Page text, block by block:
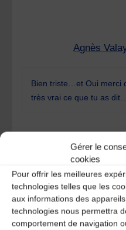
Gérer le
cookies
Pour offrir les meilleures
technologies telles que les
aux informations des
technologies nous permettra
comportement de navigation
Agnès
Bien triste…et Oui merci
très vrai ce que tu as
Alice
Merci Pèire pour tout ce
totalement qui tu étais
stage de chant d’un